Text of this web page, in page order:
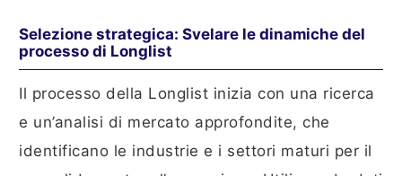
Selezione strategica: Svelare le dinamiche del
processo di Longlist
Il processo della Longlist inizia con una ricerca
e un’analisi di mercato approfondite, che
identificano le industrie e i settori maturi per il